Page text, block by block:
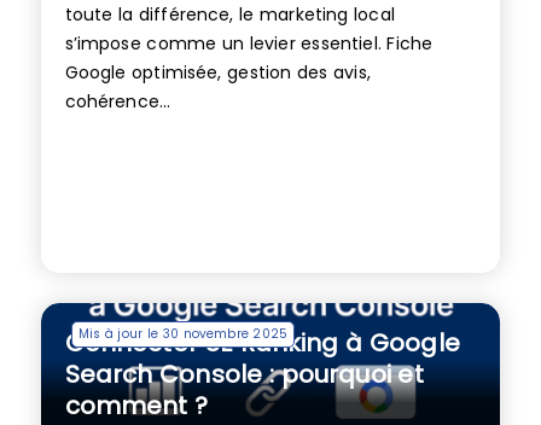
toute la différence, le marketing local
s’impose comme un levier essentiel. Fiche
Google optimisée, gestion des avis,
cohérence...
Mis à jour le 30 novembre 2025
Connecter SE Ranking à Google
Search Console : pourquoi et
comment ?